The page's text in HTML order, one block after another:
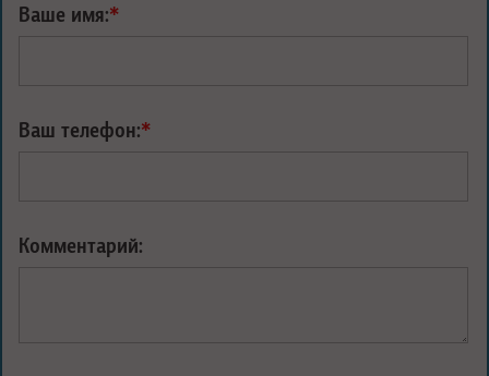
Ваше имя:*
Ваш телефон:*
Комментарий: